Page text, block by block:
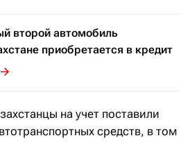
второй автомобиль
приобретается в кредит
на учет поставили
средств, в том